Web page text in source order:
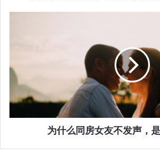
为什么同房女友不发声，